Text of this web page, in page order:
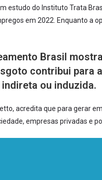
estudo do Instituto Trata
em 2022. Enquanto a
Brasil
contribui para
ou induzida.
acredita que para gerar
empresas privadas e